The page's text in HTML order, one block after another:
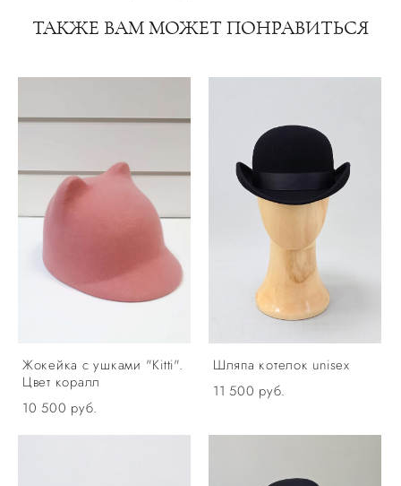
ТАКЖЕ ВАМ МОЖЕТ ПОНРАВИТЬСЯ
Жокейка с ушками "Kitti".
Цвет коралл
10 500 pуб.
Шляпа котелок unisex
11 500 pуб.